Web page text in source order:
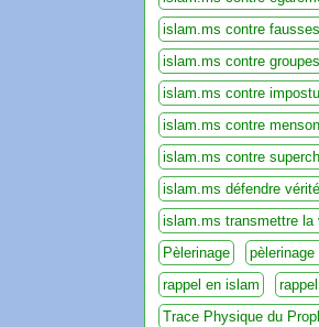
islam.ms contre
islam.ms contre
islam.ms contre
islam.ms contre
islam.ms contre
islam.ms défendre vérité
islam.ms transmettre la
Pèlerinage
pèlerinage
rappel en islam
Trace Physique du